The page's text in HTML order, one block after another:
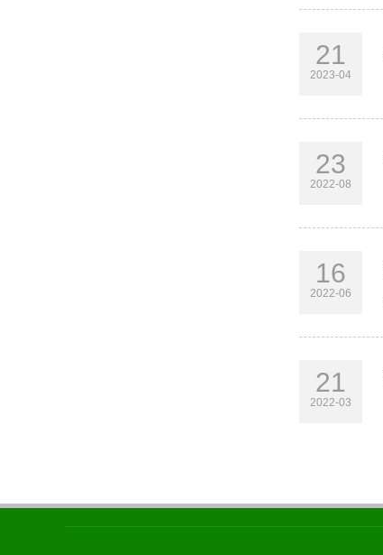
21
2023-04
23
2022-08
16
2022-06
21
2022-03